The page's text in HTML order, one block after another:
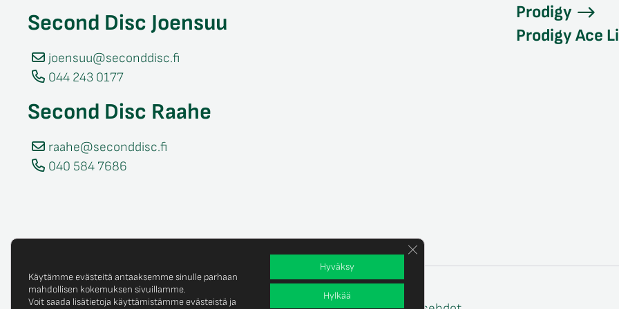
Second Disc Joensuu
joensuu@seconddisc.fi
044 243 0177
Second Disc Raahe
raahe@seconddisc.fi
040 584 7686
Prodigy
Prodigy Ace
Käytämme evästeitä antaaksemme sinulle parhaan
mahdollisen kokemuksen sivuillamme.
Voit saada lisätietoja käyttämistämme evästeistä ja
Hyväksy
Hylkää
Sulje evästebanneri